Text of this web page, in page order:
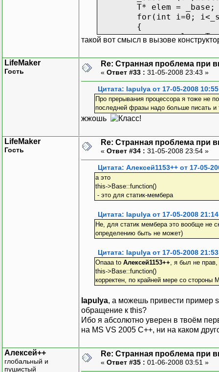
T* elem = _base;
for(int i=0;
{
elem-
elem++;
}
}
template<class T>
vector::vector(int
:_size(size)
{
_base =
for(int i=0;
{
elem-
elem++;
}
template<class T>
vector::~vector()
{
T* elem = _base;
for(int i=0;
{
elem-
}
free(_base);
}
такой вот смысл в вызове
LifeMaker
Гость
Re: Странная проблема при
« Ответ #33 : 31-05-2008 23:43 »
Цитата: lapulya от 17-05-2008 10:55
Про прерывания процессора я тоже не
последней фразы надо больше писать и
жжошь
LifeMaker
Гость
Re: Странная проблема при
« Ответ #34 : 31-05-2008 23:54 »
Цитата: Алексей1153++ от 17-05-
а это
this->Base::function()
- это для статик-мембера
Цитата: lapulya от 17-05-2008 21:14
Не, для статик мембера это вообще не
определению быть не может)
Цитата: lapulya от 17-05-2008 21:53
Опааа to Алексей1153++ , я был не
this->Base::function()
корректен, по крайней мере со стороны
lapulya, а можешь привести пример
обращение к this?
Ибо я абсолютно уверен в твоём
на MS VS 2005 С++, ни на каком
Алексей++
глобальный и
пушистый
Re: Странная проблема при
« Ответ #35 : 01-06-2008 03:51 »